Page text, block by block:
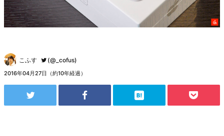
こふす (@_cofus)
2016年04月27日（約10年経過）